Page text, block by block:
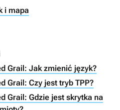
i mapa
Grail: Jak zmienić język?
Grail: Czy jest tryb TPP?
Grail: Gdzie jest skrytka na